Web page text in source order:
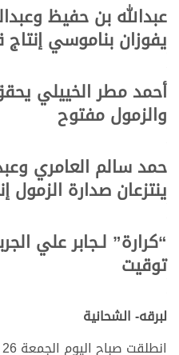
عبدالله بن حفيظ
يفوزان بناموسي
أحمد مطر الخييلي
والزمول مفتوح
حمد سالم العامري
ينتزعان صدارة الزمول
“كرارة” لـجابر علي
توقيت
لبرقه- الشحانية